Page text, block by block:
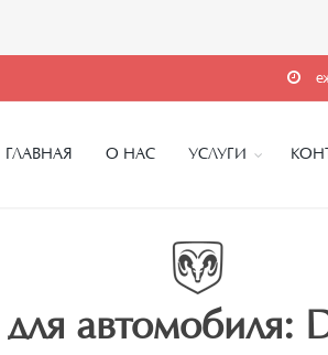
ГЛАВНАЯ О НАС УСЛУГИ
для автомобиля: